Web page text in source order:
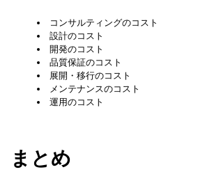
コンサルティングのコスト
設計のコスト
開発のコスト
品質保証のコスト
展開・移行のコスト
メンテナンスのコスト
運用のコスト
まとめ